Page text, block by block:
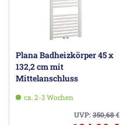
Plana Badheizkörper 45 x
132,2 cm mit
Mittelanschluss
ca. 2-3 Wochen
UVP:350,68€